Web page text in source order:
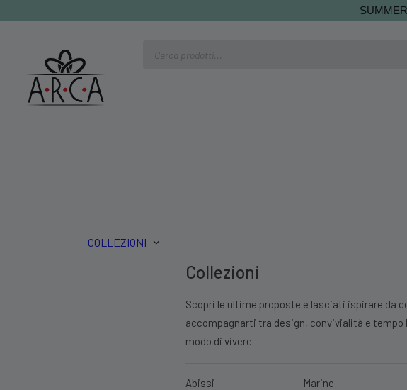
COLLEZIONI
Collezioni
Scopri le ultime proposte e lasciati ispirare da
accompagnarti tra design, convivialità e
modo di vivere.
Abissi
Marine